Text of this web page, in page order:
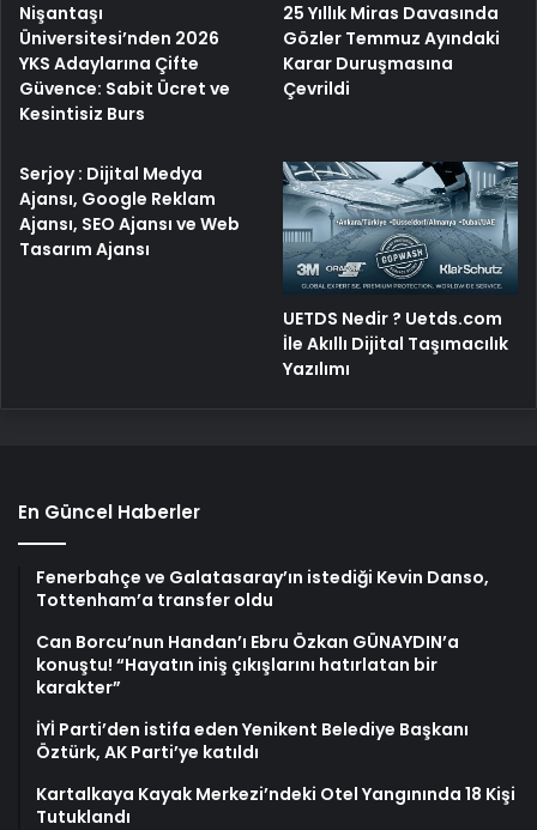
Nişantaşı
Üniversitesi’nden 2026
YKS Adaylarına Çifte
Güvence: Sabit Ücret ve
Kesintisiz Burs
25 Yıllık Miras Davasında
Gözler Temmuz Ayındaki
Karar Duruşmasına
Çevrildi
Serjoy : Dijital Medya
Ajansı, Google Reklam
Ajansı, SEO Ajansı ve Web
Tasarım Ajansı
UETDS Nedir ? Uetds.com
İle Akıllı Dijital Taşımacılık
Yazılımı
En Güncel Haberler
Fenerbahçe ve Galatasaray’ın istediği Kevin Danso,
Tottenham’a transfer oldu
Can Borcu’nun Handan’ı Ebru Özkan GÜNAYDIN’a
konuştu! “Hayatın iniş çıkışlarını hatırlatan bir
karakter”
İYİ Parti’den istifa eden Yenikent Belediye Başkanı
Öztürk, AK Parti’ye katıldı
Kartalkaya Kayak Merkezi’ndeki Otel Yangınında 18 Kişi
Tutuklandı